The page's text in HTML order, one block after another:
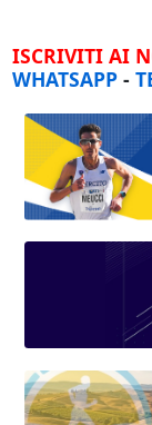
ISCRIVITI AI
WHATSAPP-